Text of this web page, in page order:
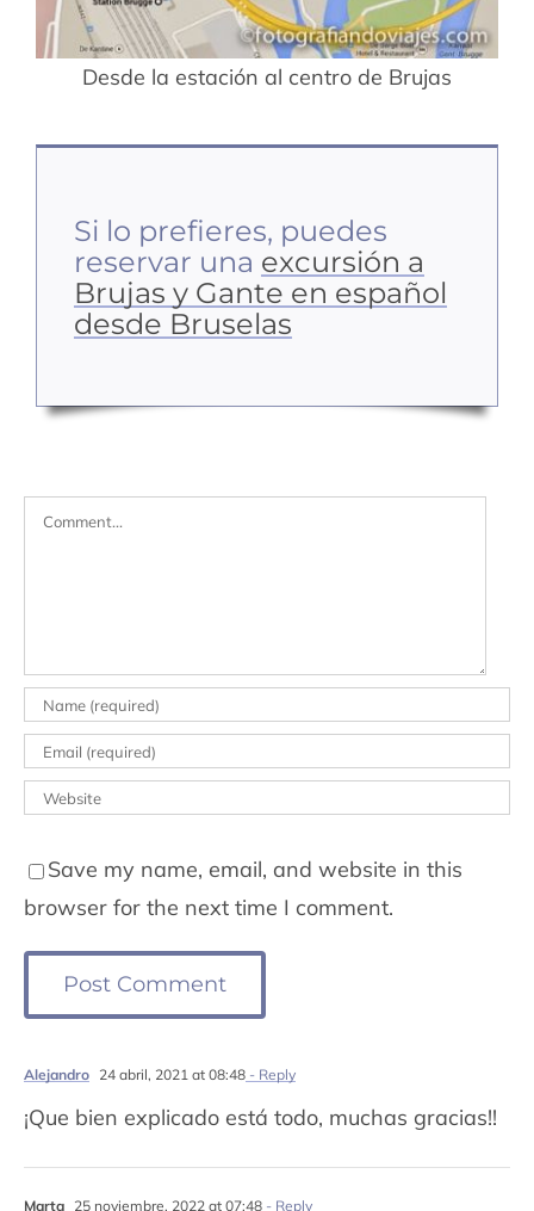
Desde la estación al centro de Brujas
Si lo prefieres, puedes
reservar una excursión a
Brujas y Gante en español
desde Bruselas
Alejandro 24 abril, 2021 at 08:48- Reply
¡Que bien explicado está todo, muchas gracias!!
Marta 25 noviembre, 2022 at 07:48- Reply
Comment
Save my name, email, and website in this
browser for the next time I comment.